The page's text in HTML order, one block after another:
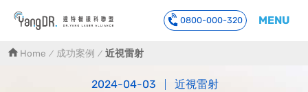
到主要內容
0800-000-320 MENU
Home 成功案例 近視雷射
2024-04-03 近視雷射